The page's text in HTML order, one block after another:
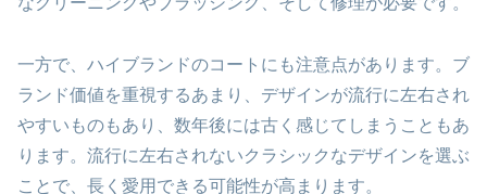
一方で、ハイブランドのコートにも注意点があります。ブ
ランド価値を重視するあまり、デザインが流行に左右され
やすいものもあり、数年後には古く感じてしまうこともあ
ります。流行に左右されないクラシックなデザインを選ぶ
ことで、長く愛用できる可能性が高まります。